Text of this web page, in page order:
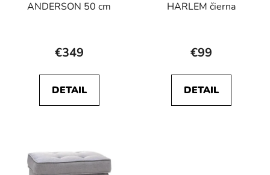
ANDERSON 50 cm
€349
DETAIL
HARLEM čierna
€99
DETAIL